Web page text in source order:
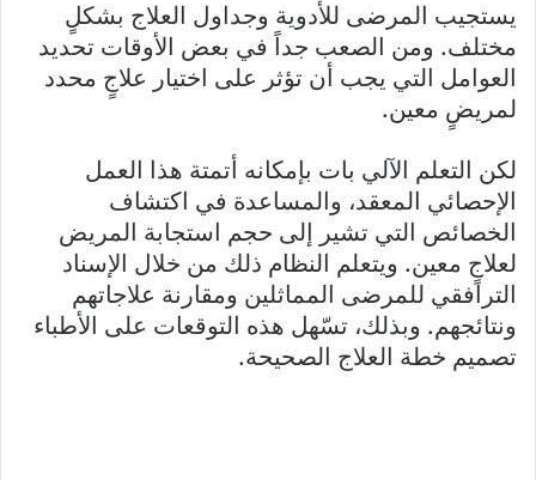
يستجيب المرضى للأدوية وجداول العلاج بشكلٍ
مختلف. ومن الصعب جداً في بعض الأوقات تحديد
العوامل التي يجب أن تؤثر على اختيار علاجٍ محدد
لمريضٍ معين.
لكن التعلم الآلي بات بإمكانه أتمتة هذا العمل
الإحصائي المعقد، والمساعدة في اكتشاف
الخصائص التي تشير إلى حجم استجابة المريض
لعلاجٍ معين. ويتعلم النظام ذلك من خلال الإسناد
الترافقي للمرضى المماثلين ومقارنة علاجاتهم
ونتائجهم. وبذلك، تسّهل هذه التوقعات على الأطباء
تصميم خطة العلاج الصحيحة.